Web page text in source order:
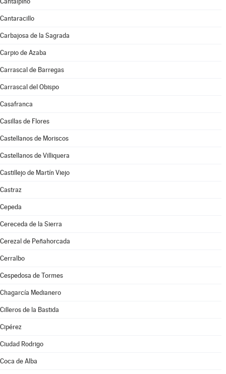
Cantaracillo
Carbajosa de la Sagrada
Carpio de Azaba
Carrascal de Barregas
Carrascal del Obispo
Casafranca
Casillas de Flores
Castellanos de Moriscos
Castellanos de Villiquera
Castillejo de Martín Viejo
Castraz
Cepeda
Cereceda de la Sierra
Cerezal de Peñahorcada
Cerralbo
Cespedosa de Tormes
Chagarcía Medianero
Cilleros de la Bastida
Cipérez
Ciudad Rodrigo
Coca de Alba